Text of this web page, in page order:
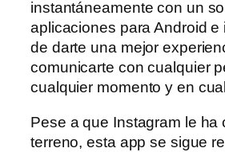
instantáneamente con un
aplicaciones para Android e
de darte una mejor
comunicarte con cualquier
cualquier momento y en
Pese a que Instagram le ha
terreno, esta app se sigue